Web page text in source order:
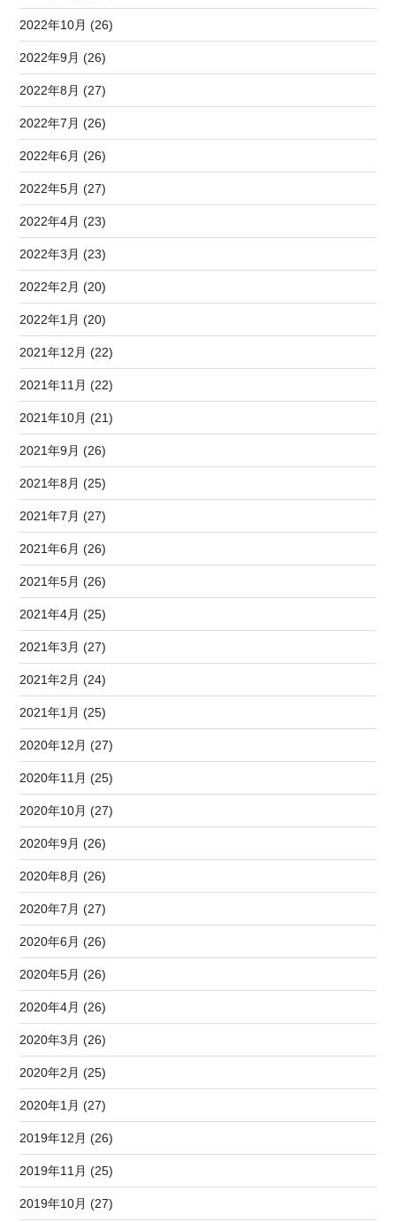
2022年10月 (26)
2022年9月 (26)
2022年8月 (27)
2022年7月 (26)
2022年6月 (26)
2022年5月 (27)
2022年4月 (23)
2022年3月 (23)
2022年2月 (20)
2022年1月 (20)
2021年12月 (22)
2021年11月 (22)
2021年10月 (21)
2021年9月 (26)
2021年8月 (25)
2021年7月 (27)
2021年6月 (26)
2021年5月 (26)
2021年4月 (25)
2021年3月 (27)
2021年2月 (24)
2021年1月 (25)
2020年12月 (27)
2020年11月 (25)
2020年10月 (27)
2020年9月 (26)
2020年8月 (26)
2020年7月 (27)
2020年6月 (26)
2020年5月 (26)
2020年4月 (26)
2020年3月 (26)
2020年2月 (25)
2020年1月 (27)
2019年12月 (26)
2019年11月 (25)
2019年10月 (27)